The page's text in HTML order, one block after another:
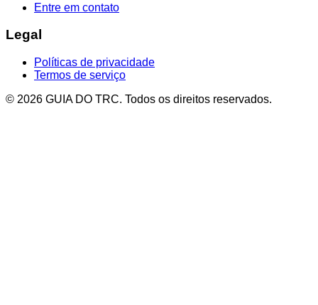
Entre em contato
Legal
Políticas de privacidade
Termos de serviço
© 2026 GUIA DO TRC. Todos os direitos reservados.